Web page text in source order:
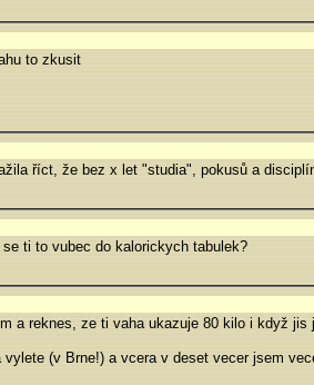
to zkusit
říct, že bez x let "studia", pokusů a
ti to vubec do kalorickych tabulek?
a reknes, ze ti vaha ukazuje 80 kilo i když
(v Brne!) a vcera v deset vecer jsem